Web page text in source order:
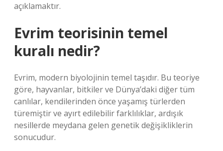
açıklamaktır.
Evrim teorisinin temel
kuralı nedir?
Evrim, modern biyolojinin temel taşıdır. Bu teoriye
göre, hayvanlar, bitkiler ve Dünya’daki diğer tüm
canlılar, kendilerinden önce yaşamış türlerden
türemiştir ve ayırt edilebilir farklılıklar, ardışık
nesillerde meydana gelen genetik değişikliklerin
sonucudur.